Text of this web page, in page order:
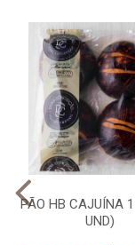
PÃO HB CAJUÍNA
UND)